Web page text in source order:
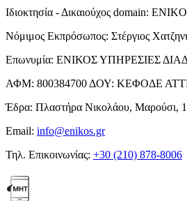
Ιδιοκτησία - Δικαιούχος domain:
Νόμιμος Εκπρόσωπος: Στέργιος
Επωνυμία: ΕΝΙΚΟΣ ΥΠΗΡΕΣΙΕΣ
ΑΦΜ: 800384700 ΔΟΥ: ΚΕΦΟΔΕ
Έδρα: Πλαστήρα Νικολάου, Μαρούσι,
Email: info@enikos.gr
Τηλ. Επικοινωνίας: +30 (210) 878-8006